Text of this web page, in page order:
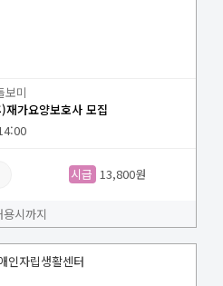
보미
가요양보호사 모집
시급 13,800원
용시까지
인자립생활센터